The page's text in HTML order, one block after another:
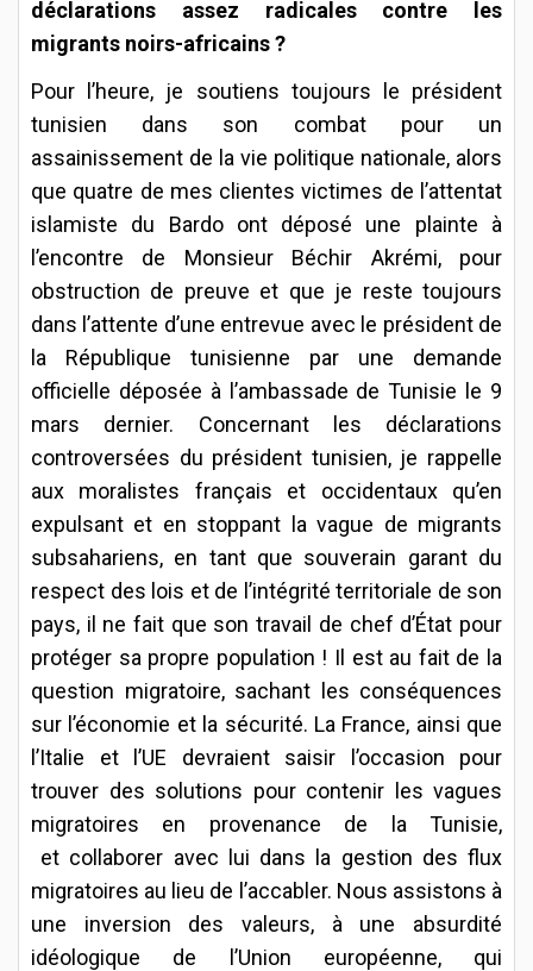
déclarations assez radicales contre les
migrants noirs-africains ?
Pour l’heure, je soutiens toujours le président
tunisien dans son combat pour un
assainissement de la vie politique nationale, alors
que quatre de mes clientes victimes de l’attentat
islamiste du Bardo ont déposé une plainte à
l’encontre de Monsieur Béchir Akrémi, pour
obstruction de preuve et que je reste toujours
dans l’attente d’une entrevue avec le président de
la République tunisienne par une demande
officielle déposée à l’ambassade de Tunisie le 9
mars dernier. Concernant les déclarations
controversées du président tunisien, je rappelle
aux moralistes français et occidentaux qu’en
expulsant et en stoppant la vague de migrants
subsahariens, en tant que souverain garant du
respect des lois et de l’intégrité territoriale de son
pays, il ne fait que son travail de chef d’État pour
protéger sa propre population ! Il est au fait de la
question migratoire, sachant les conséquences
sur l’économie et la sécurité. La France, ainsi que
l’Italie et l’UE devraient saisir l’occasion pour
trouver des solutions pour contenir les vagues
migratoires en provenance de la Tunisie,
et collaborer avec lui dans la gestion des flux
migratoires au lieu de l’accabler. Nous assistons à
une inversion des valeurs, à une absurdité
idéologique de l’Union européenne, qui